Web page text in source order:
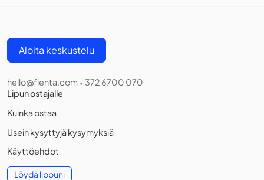
Aloita keskustelu
hello@fienta.com • 372 6700 070
Lipun ostajalle
Kuinka ostaa
Usein kysyttyjä kysymyksiä
Käyttöehdot
Löydä lippuni